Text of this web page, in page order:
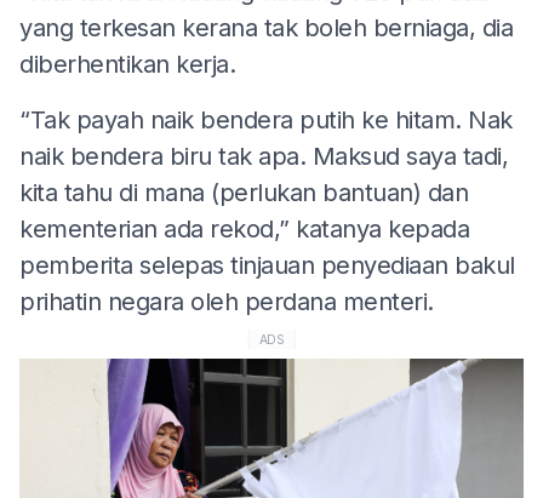
yang terkesan kerana tak boleh berniaga, dia
diberhentikan kerja.
“Tak payah naik bendera putih ke hitam. Nak
naik bendera biru tak apa. Maksud saya tadi,
kita tahu di mana (perlukan bantuan) dan
kementerian ada rekod,” katanya kepada
pemberita selepas tinjauan penyediaan bakul
prihatin negara oleh perdana menteri.
ADS